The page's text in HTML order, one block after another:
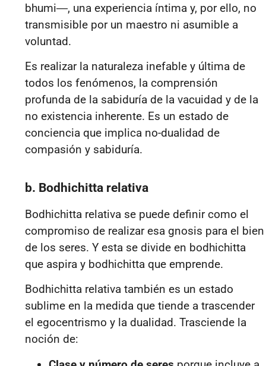
bhumi―, una experiencia íntima y, por ello, no
transmisible por un maestro ni asumible a
voluntad.
Es realizar la naturaleza inefable y última de
todos los fenómenos, la comprensión
profunda de la sabiduría de la vacuidad y de la
no existencia inherente. Es un estado de
conciencia que implica no-dualidad de
compasión y sabiduría.
b. Bodhichitta relativa
Bodhichitta relativa se puede definir como el
compromiso de realizar esa gnosis para el bien
de los seres. Y esta se divide en bodhichitta
que aspira y bodhichitta que emprende.
Bodhichitta relativa también es un estado
sublime en la medida que tiende a trascender
el egocentrismo y la dualidad. Trasciende la
noción de: